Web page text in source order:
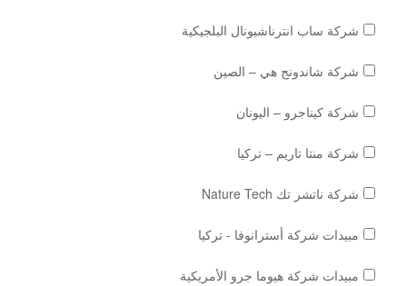
شركة ساب انترناشيونال البلجيكية
شركة شاندونج هي – الصين
شركة كيناجرو – اليونان
شركة منتا تاريم – تركيا
شركة ناتشر تك Nature Tech
مبيدات شركة أسترانوفا - تركيا
مبيدات شركة هيوما جرو الأمريكية